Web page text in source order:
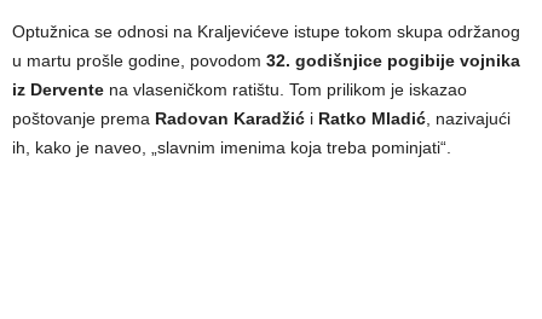
Optužnica se odnosi na Kraljevićeve istupe tokom skupa održanog
u martu prošle godine, povodom 32. godišnjice pogibije vojnika
iz Dervente na vlaseničkom ratištu. Tom prilikom je iskazao
poštovanje prema Radovan Karadžić i Ratko Mladić , nazivajući
ih, kako je naveo, „slavnim imenima koja treba pominjati“.